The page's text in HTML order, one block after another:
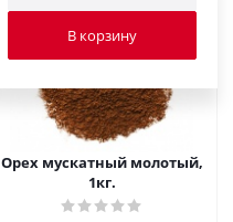
В корзину
Орех мускатный молотый,
1кг.